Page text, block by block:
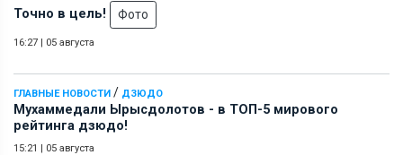
Точно в цель! Фото
16:27 | 05 августа
ГЛАВНЫЕ НОВОСТИ / ДЗЮДО
Мухаммедали Ырысдолотов - в ТОП-5 мирового
рейтинга дзюдо!
15:21 | 05 августа